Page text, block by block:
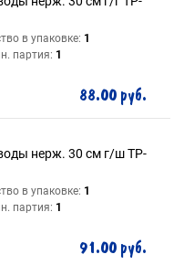
в упаковке: 1
партия: 1
88.00 руб.
нерж. 30 см г/ш ТР-
в упаковке: 1
партия: 1
91.00 руб.